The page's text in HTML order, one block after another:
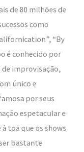
de 80 milhões de
como
“By
é conhecido por
de improvisação,
único e
por seus
espetacular e
toa que os shows
bastante